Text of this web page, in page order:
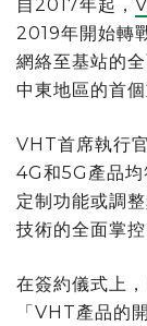
自2017年起，
2019年開始轉
網絡至基站的
中東地區的首個
VHT首席執行
4G和5G產品均
定制功能或調
技術的全面掌控
在簽約儀式上
「VHT產品的